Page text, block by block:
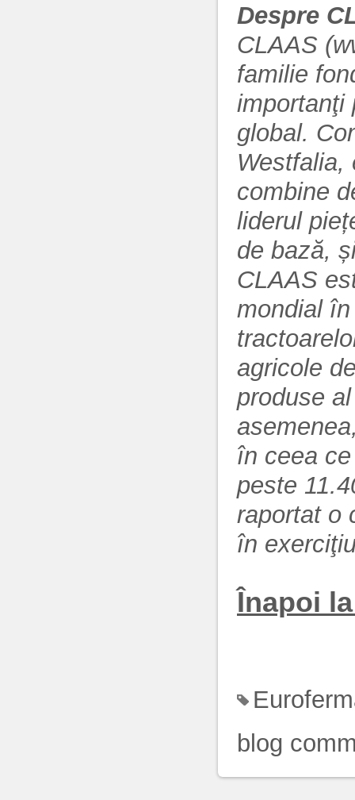
Despre
CLAAS
familie
importanţi
global.
Westfalia,
combine
liderul
de bază,
CLAAS
mondial
agricole
produse
în ceea
peste
raportat o
în
Înapoi
blog